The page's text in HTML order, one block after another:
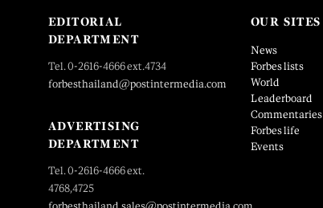
EDITORIAL
DEPARTMENT
Tel. 0-2616-4666 ext.4734
forbesthailand@postintermedia.com
ADVERTISING
DEPARTMENT
Tel. 0-2616-4666 ext.
4768,4725
OUR SITES
News
Forbes lists
World
Leaderboard
Commentaries
Forbes life
Events